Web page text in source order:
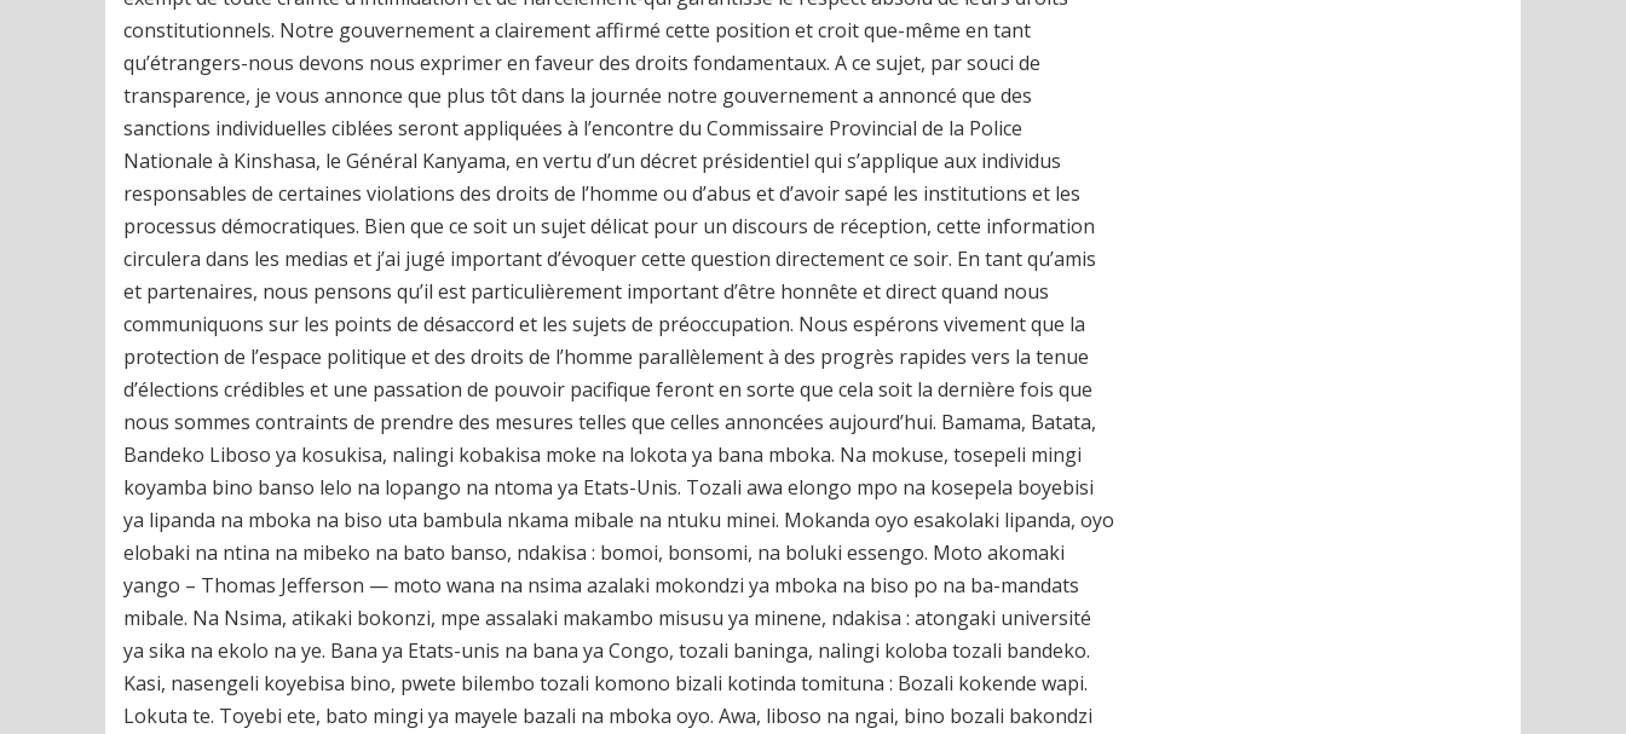
constitutionnels. Notre gouvernement a clairement affirmé cette position et croit que-même en tant
qu’étrangers-nous devons nous exprimer en faveur des droits fondamentaux. A ce sujet, par souci de
transparence, je vous annonce que plus tôt dans la journée notre gouvernement a annoncé que des
sanctions individuelles ciblées seront appliquées à l’encontre du Commissaire Provincial de la Police
Nationale à Kinshasa, le Général Kanyama, en vertu d’un décret présidentiel qui s’applique aux individus
responsables de certaines violations des droits de l’homme ou d’abus et d’avoir sapé les institutions et les
processus démocratiques. Bien que ce soit un sujet délicat pour un discours de réception, cette information
circulera dans les medias et j’ai jugé important d’évoquer cette question directement ce soir. En tant qu’amis
et partenaires, nous pensons qu’il est particulièrement important d’être honnête et direct quand nous
communiquons sur les points de désaccord et les sujets de préoccupation. Nous espérons vivement que la
protection de l’espace politique et des droits de l’homme parallèlement à des progrès rapides vers la tenue
d’élections crédibles et une passation de pouvoir pacifique feront en sorte que cela soit la dernière fois que
nous sommes contraints de prendre des mesures telles que celles annoncées aujourd’hui. Bamama, Batata,
Bandeko Liboso ya kosukisa, nalingi kobakisa moke na lokota ya bana mboka. Na mokuse, tosepeli mingi
koyamba bino banso lelo na lopango na ntoma ya Etats-Unis. Tozali awa elongo mpo na kosepela boyebisi
ya lipanda na mboka na biso uta bambula nkama mibale na ntuku minei. Mokanda oyo esakolaki lipanda, oyo
elobaki na ntina na mibeko na bato banso, ndakisa : bomoi, bonsomi, na boluki essengo. Moto akomaki
yango – Thomas Jefferson — moto wana na nsima azalaki mokondzi ya mboka na biso po na ba-mandats
mibale. Na Nsima, atikaki bokonzi, mpe assalaki makambo misusu ya minene, ndakisa : atongaki université
ya sika na ekolo na ye. Bana ya Etats-unis na bana ya Congo, tozali baninga, nalingi koloba tozali bandeko.
Kasi, nasengeli koyebisa bino, pwete bilembo tozali komono bizali kotinda tomituna : Bozali kokende wapi.
Lokuta te. Toyebi ete, bato mingi ya mayele bazali na mboka oyo. Awa, liboso na ngai, bino bozali bakondzi